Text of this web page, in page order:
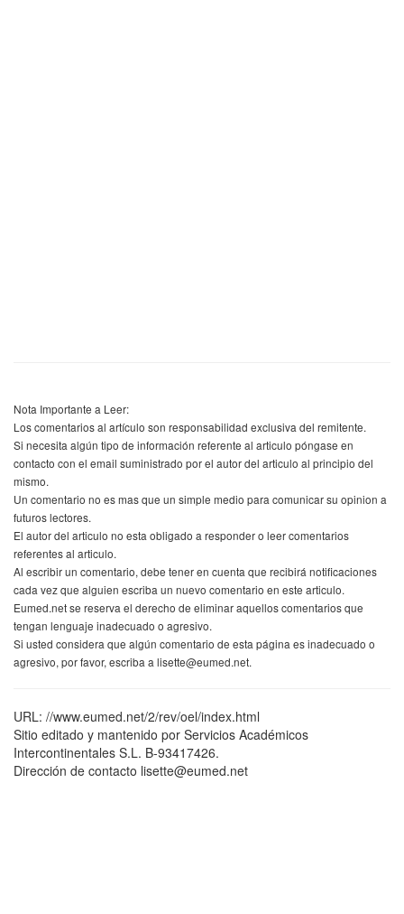
Nota Importante a Leer:
Los comentarios al artículo son responsabilidad exclusiva del remitente.
Si necesita algún tipo de información referente al articulo póngase en
contacto con el email suministrado por el autor del articulo al principio del
mismo.
Un comentario no es mas que un simple medio para comunicar su opinion a
futuros lectores.
El autor del articulo no esta obligado a responder o leer comentarios
referentes al articulo.
Al escribir un comentario, debe tener en cuenta que recibirá notificaciones
cada vez que alguien escriba un nuevo comentario en este articulo.
Eumed.net se reserva el derecho de eliminar aquellos comentarios que
tengan lenguaje inadecuado o agresivo.
Si usted considera que algún comentario de esta página es inadecuado o
agresivo, por favor, escriba a lisette@eumed.net.
URL: //www.eumed.net/2/rev/oel/index.html
Sitio editado y mantenido por Servicios Académicos
Intercontinentales S.L. B-93417426.
Dirección de contacto lisette@eumed.net